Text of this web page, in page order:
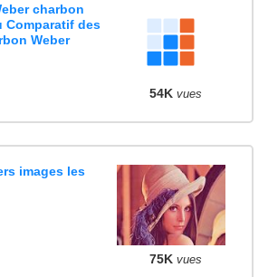
charbon
Comparatif des
Weber
54K vues
images les
75K vues